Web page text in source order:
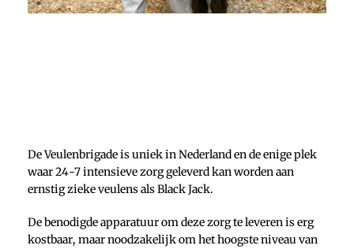
De Veulenbrigade is uniek in Nederland en de enige plek
waar 24-7 intensieve zorg geleverd kan worden aan
ernstig zieke veulens als Black Jack.
De benodigde apparatuur om deze zorg te leveren is erg
kostbaar, maar noodzakelijk om het hoogste niveau van